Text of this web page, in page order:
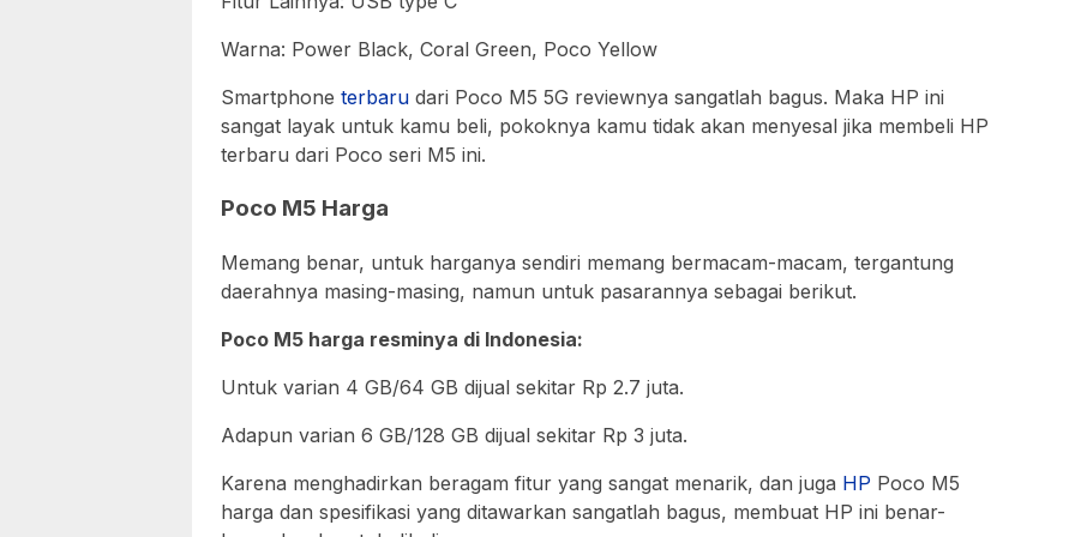
Warna: Power Black, Coral Green, Poco Yellow
Smartphone terbaru dari Poco M5 5G reviewnya sangatlah bagus. Maka HP ini
sangat layak untuk kamu beli, pokoknya kamu tidak akan menyesal jika membeli HP
terbaru dari Poco seri M5 ini.
Poco M5 Harga
Memang benar, untuk harganya sendiri memang bermacam-macam, tergantung
daerahnya masing-masing, namun untuk pasarannya sebagai berikut.
Poco M5 harga resminya di Indonesia:
Untuk varian 4 GB/64 GB dijual sekitar Rp 2.7 juta.
Adapun varian 6 GB/128 GB dijual sekitar Rp 3 juta.
Karena menghadirkan beragam fitur yang sangat menarik, dan juga HP Poco M5
harga dan spesifikasi yang ditawarkan sangatlah bagus, membuat HP ini benar-